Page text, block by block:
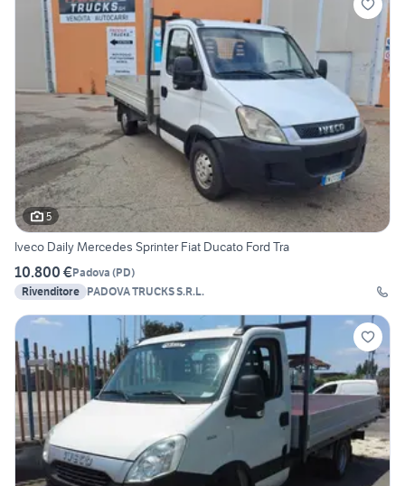
5
Iveco Daily Mercedes Sprinter Fiat Ducato Ford Tra
10.800 €Padova (PD)
Rivenditore PADOVA TRUCKS S.R.L.